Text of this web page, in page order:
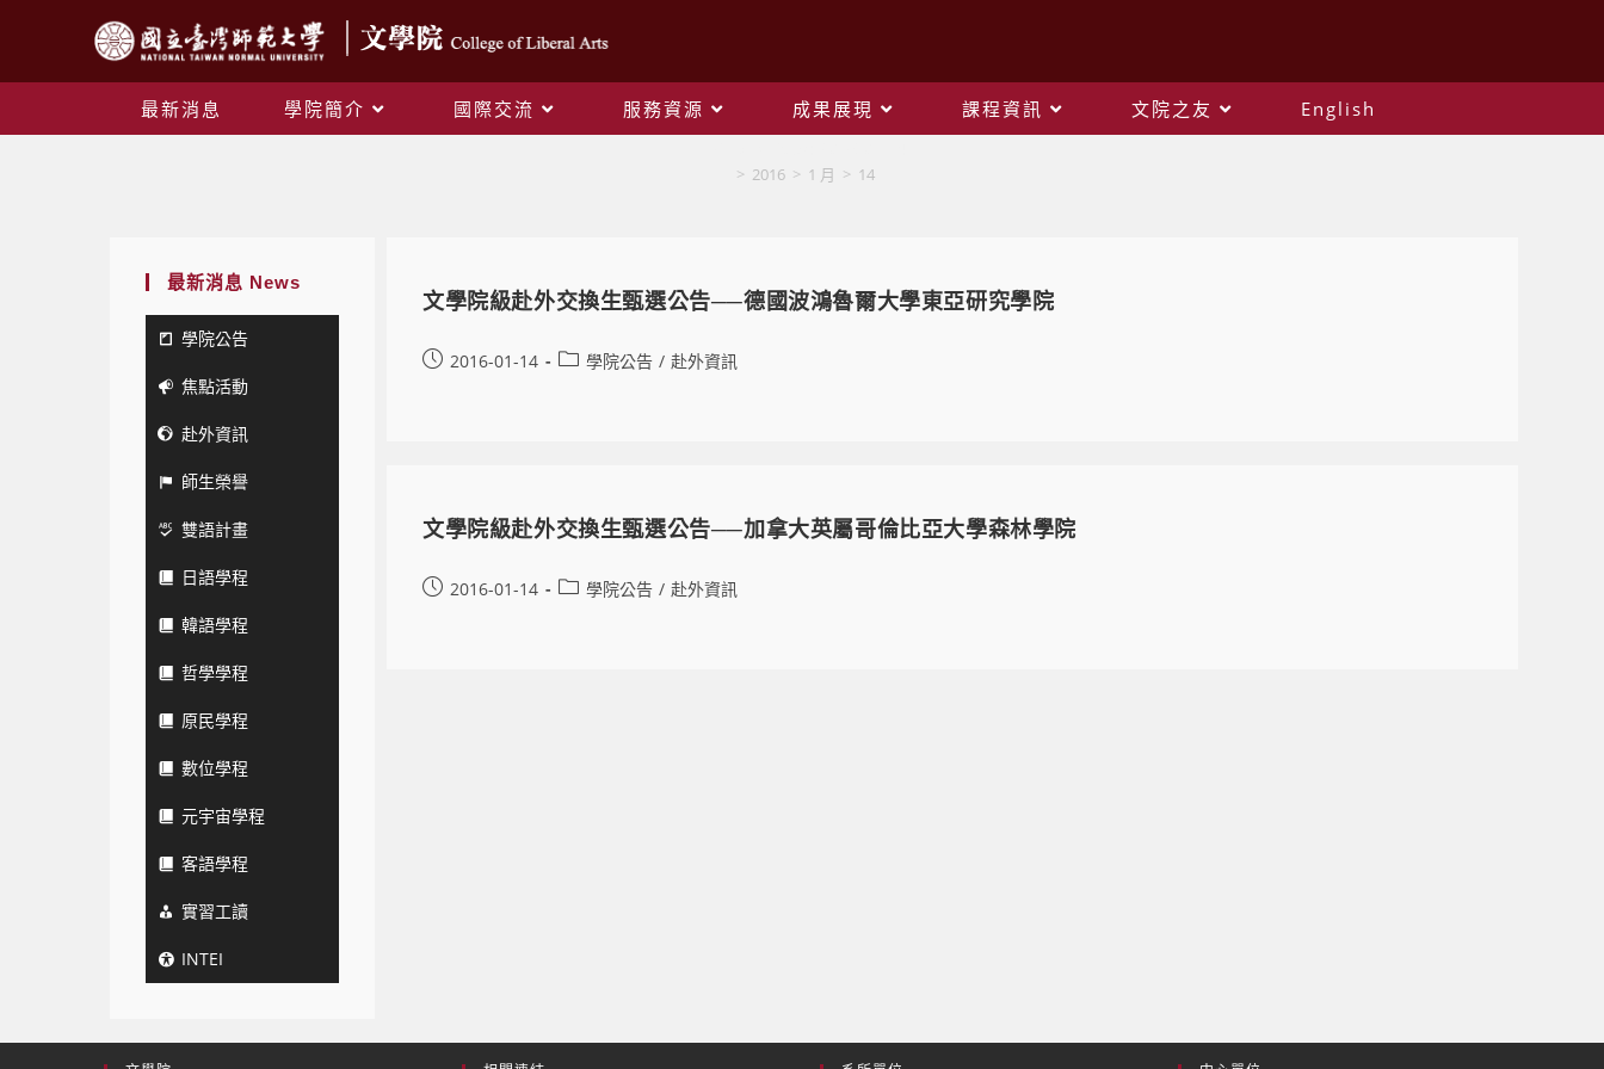
最新消息 學院簡介 國際交流 服務資源 成果展現 課程資訊 文院之友 English
> 2016 > 1 月 > 14
最新消息 News
學院公告
焦點活動
赴外資訊
師生榮譽
雙語計畫
日語學程
韓語學程
哲學學程
原民學程
數位學程
元宇宙學程
客語學程
實習工讀
INTEI
文學院級赴外交換生甄選公告──德國波鴻魯爾大學東亞研究學院
2016-01-14 學院公告 / 赴外資訊
文學院級赴外交換生甄選公告──加拿大英屬哥倫比亞大學森林學院
2016-01-14 學院公告 / 赴外資訊